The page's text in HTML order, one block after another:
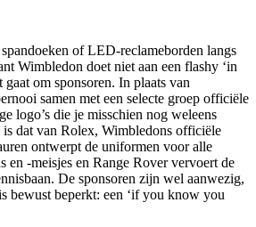
of LED-reclameborden langs
Wimbledon doet niet aan een flashy ‘in
gaat om sponsoren. In plaats van
samen met een selecte groep officiële
logo’s die je misschien nog weleens
dat van Rolex, Wimbledons officiële
ontwerpt de uniformen voor alle
en -meisjes en Range Rover vervoert de
De sponsoren zijn wel aanwezig,
bewust beperkt: een ‘if you know you